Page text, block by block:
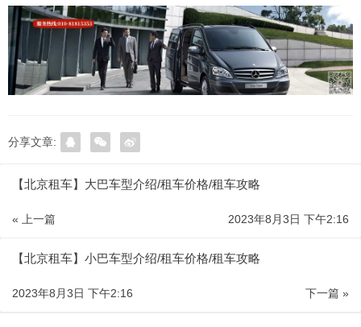
分享文章:
【北京租车】大巴车型介绍/租车价格/租车攻略
« 上一篇 2023年8月3日 下午2:16
【北京租车】小巴车型介绍/租车价格/租车攻略
下一篇 »
2023年8月3日 下午2:16